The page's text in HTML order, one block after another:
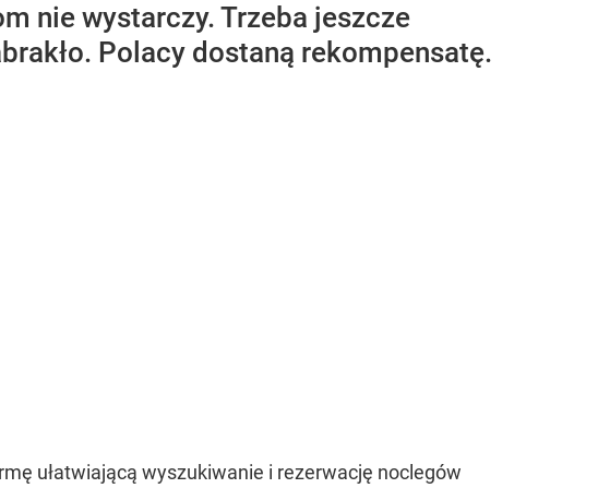
nie wystarczy. Trzeba jeszcze
Polacy dostaną rekompensatę.
ułatwiającą wyszukiwanie i rezerwację noclegów